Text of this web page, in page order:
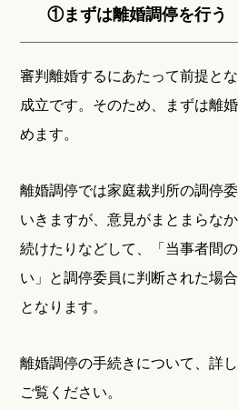
①まずは離婚調停を行う
審判離婚するにあたって前提と
成立です。そのため、まずは離
めます。
離婚調停では家庭裁判所の調停
いきますが、意見がまとまらな
続けたりなどして、「当事者間
い」と調停委員に判断された場
となります。
離婚調停の手続きについて、詳
ご覧ください。